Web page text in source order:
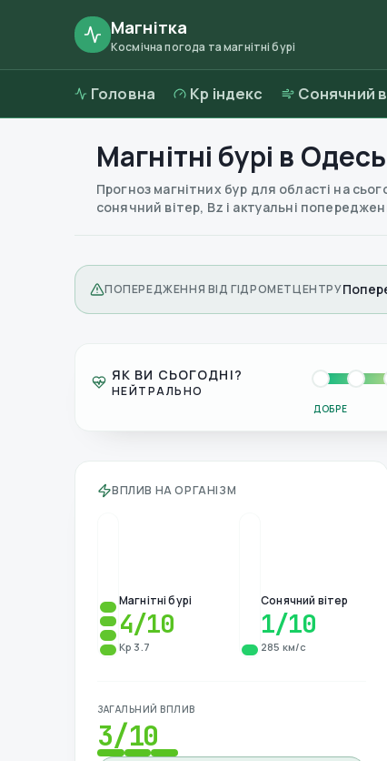
Магнітка
Космічна погода та магнітні бурі
Головна Kp індекс Сонячний
Магнітні бурі в
Прогноз магнітних бур для області на
сонячний вітер, Bz і актуальні
ПОПЕРЕДЖЕННЯ ВІД ГІДРОМЕТЦЕНТРУ
ЯК ВИ СЬОГОДНІ?
НЕЙТРАЛЬНО
ДОБРЕ
ВПЛИВ НА ОРГАНІЗМ
Магнітні бурі
4/10
Kp 3.7
Сонячний вітер
1/10
285 км/с
ЗАГАЛЬНИЙ ВПЛИВ
3/10